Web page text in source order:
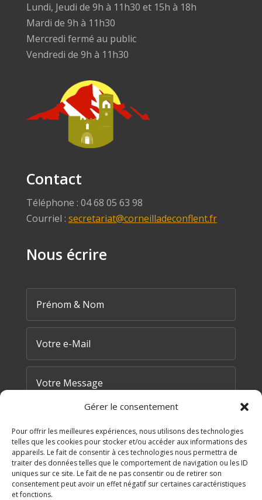
Gérer le consentement
Pour offrir les meilleures expériences, nous utilisons des technologies
telles que les cookies pour stocker et/ou accéder aux informations des
appareils. Le fait de consentir à ces technologies nous permettra de
traiter des données telles que le comportement de navigation ou les ID
uniques sur ce site. Le fait de ne pas consentir ou de retirer son
consentement peut avoir un effet négatif sur certaines caractéristiques
et fonctions.
Lundi, Jeudi de 9h à 11h30 et 15h à 18h
Mardi de 9h à 11h30
Mercredi fermé au public
Vendredi de 9h à 11h30
Contact
Téléphone : 04 68 05 63 98
Courriel : secretariat@corneilladeconflent.fr
Nous écrire
3 + 15= ENVOYER MA DEMANDE